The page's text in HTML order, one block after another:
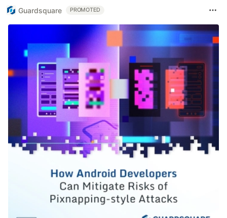
Guardsquare PROMOTED